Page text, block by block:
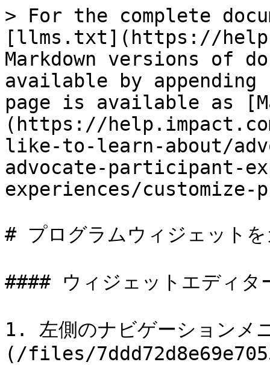
> For the complete
[llms.txt](https://
Markdown versions of
available by
page is available as
(https://
like-to-learn-about/
advocate-participant-
experiences/customize-
# プログラムウィジェット
#### ウィジェットエディタ
1. 左側のナビゲーション
(/files/